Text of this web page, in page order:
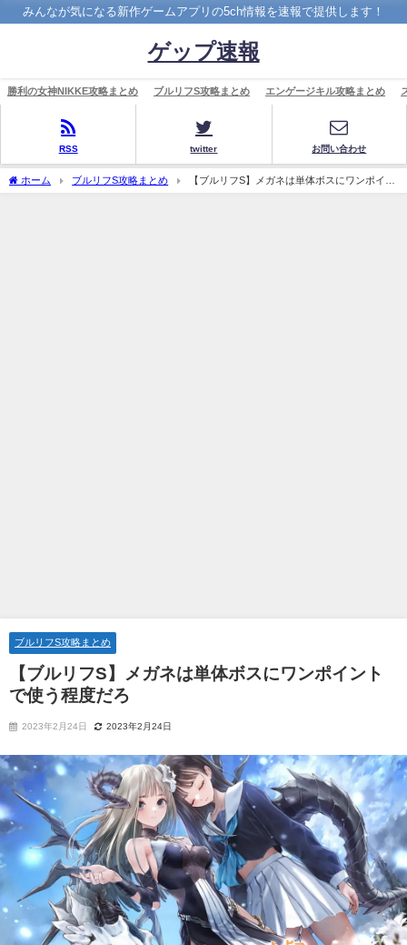
みんなが気になる新作ゲームアプリの5ch情報を速報で提供します！
ゲップ速報
勝利の女神NIKKE攻略まとめ ブルリフS攻略まとめ エンゲージキル攻略まとめ
RSS twitter お問い合わせ
ホーム ブルリフS攻略まとめ
【ブルリフS】メガネは単体ボスにワンポイン
トで使う程度だろ
ブルリフS攻略まとめ
【ブルリフS】メガネは単体ボスにワンポイント
で使う程度だろ
2023年2月24日 2023年2月24日